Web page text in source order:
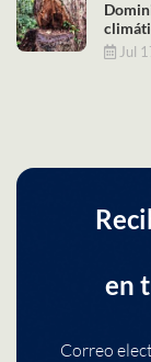
Jul
en
Correo